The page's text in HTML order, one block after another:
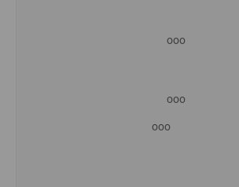
ooo
ooo
ooo